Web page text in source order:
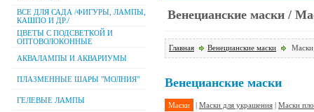
ВСЕ ДЛЯ САДА /ФИГУРЫ, ЛАМПЫ,
КАШПО И ДР./
ЦВЕТЫ С ПОДСВЕТКОЙ И
ОПТОВОЛОКОННЫЕ
АКВАЛАМПЫ И АКВАРИУМЫ
ПЛАЗМЕННЫЕ ШАРЫ "МОЛНИЯ"
ГЕЛЕВЫЕ ЛАМПЫ
Венецианские маски /
Главная Венецианские маски Маски
Венецианские маски
Маски | Маски для украшения | Маски